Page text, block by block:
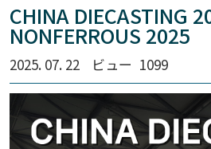
CHINA DIECASTING
NONFERROUS 2025
2025. 07. 22 ビュー 1099